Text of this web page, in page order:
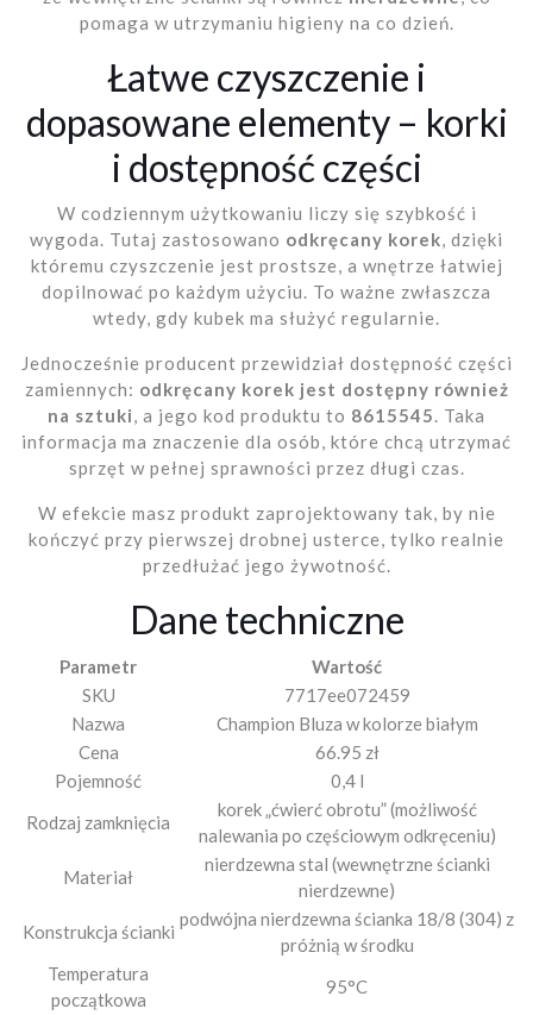
pomaga w utrzymaniu higieny na co dzień.
Łatwe czyszczenie i
dopasowane elementy – korki
i dostępność części
W codziennym użytkowaniu liczy się szybkość i
wygoda. Tutaj zastosowano odkręcany korek, dzięki
któremu czyszczenie jest prostsze, a wnętrze łatwiej
dopilnować po każdym użyciu. To ważne zwłaszcza
wtedy, gdy kubek ma służyć regularnie.
Jednocześnie producent przewidział dostępność części
zamiennych: odkręcany korek jest dostępny również
na sztuki, a jego kod produktu to 8615545. Taka
informacja ma znaczenie dla osób, które chcą utrzymać
sprzęt w pełnej sprawności przez długi czas.
W efekcie masz produkt zaprojektowany tak, by nie
kończyć przy pierwszej drobnej usterce, tylko realnie
przedłużać jego żywotność.
Dane techniczne
Parametr
Wartość
SKU
7717ee072459
Nazwa
Champion Bluza w kolorze białym
Cena
66.95 zł
Pojemność
0,4 l
Rodzaj zamknięcia
korek „ćwierć obrotu” (możliwość
nalewania po częściowym odkręceniu)
Materiał
nierdzewna stal (wewnętrzne ścianki
nierdzewne)
Konstrukcja ścianki
podwójna nierdzewna ścianka 18/8 (304) z
próżnią w środku
Temperatura
początkowa
95°C